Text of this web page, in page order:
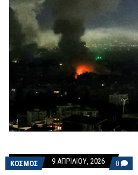
ΚΟΣΜΟΣ 9 ΑΠΡΙΛΊΟΥ, 2026 0
ON